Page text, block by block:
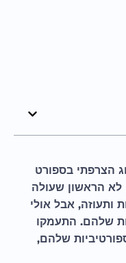
הצרפתי בספורט
לא הראשון שעולה
ותעוזה, אבל אולי
שלהם. התעמקו
שלהם,